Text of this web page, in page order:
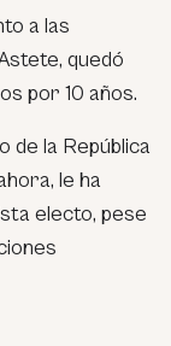
a las
quedó
por 10 años.
de la República
le ha
electo, pese